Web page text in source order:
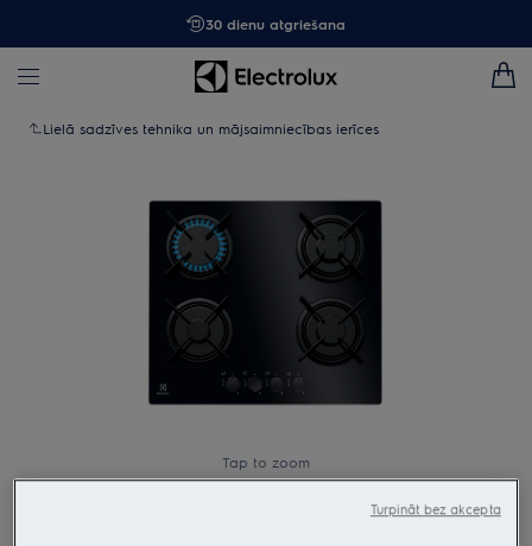
30 dienu atgriešana
Lielā sadzīves tehnika un mājsaimniecības ierīces
Tap to zoom
Turpināt bez akcepta